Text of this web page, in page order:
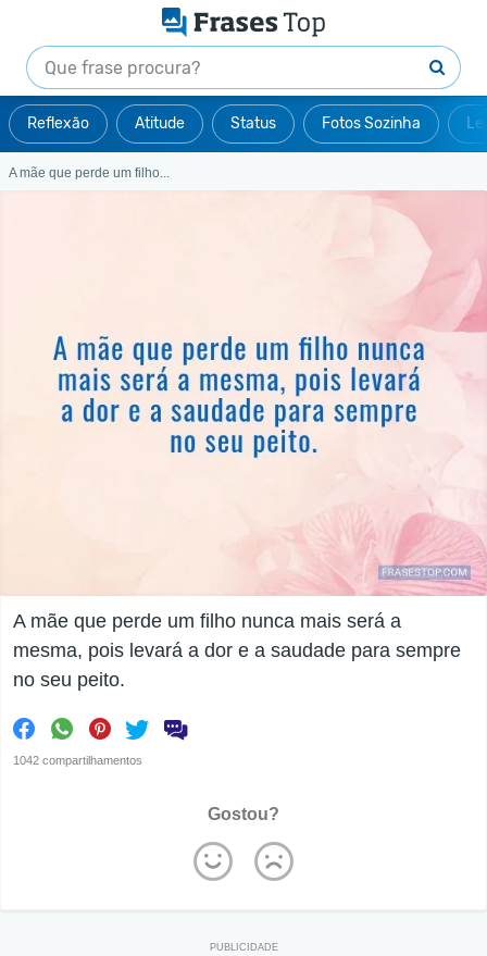
Reflexão Atitude Status Fotos Sozinha
A mãe que perde um filho...
A mãe que perde um filho nunca mais será a
mesma, pois levará a dor e a saudade para sempre
no seu peito.
1042 compartilhamentos
Gostou?